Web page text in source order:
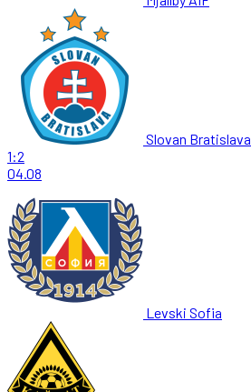
Slovan Bratislava
1:2
04.08
Levski Sofia